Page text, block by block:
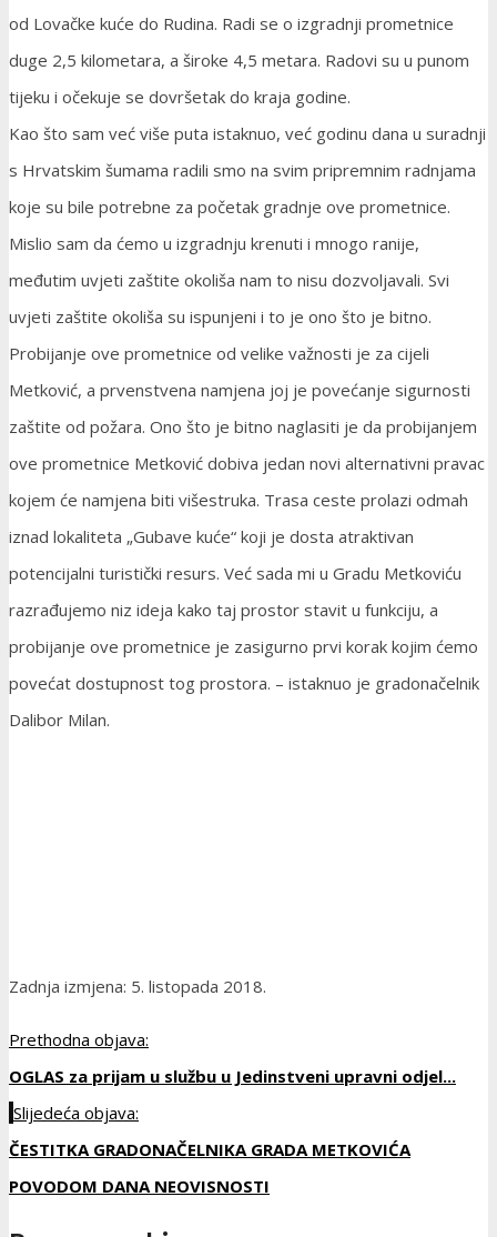
od Lovačke kuće do Rudina. Radi se o izgradnji prometnice
duge 2,5 kilometara, a široke 4,5 metara. Radovi su u punom
tijeku i očekuje se dovršetak do kraja godine.
Kao što sam već više puta istaknuo, već godinu dana u suradnji
s Hrvatskim šumama radili smo na svim pripremnim radnjama
koje su bile potrebne za početak gradnje ove prometnice.
Mislio sam da ćemo u izgradnju krenuti i mnogo ranije,
međutim uvjeti zaštite okoliša nam to nisu dozvoljavali. Svi
uvjeti zaštite okoliša su ispunjeni i to je ono što je bitno.
Probijanje ove prometnice od velike važnosti je za cijeli
Metković, a prvenstvena namjena joj je povećanje sigurnosti
zaštite od požara. Ono što je bitno naglasiti je da probijanjem
ove prometnice Metković dobiva jedan novi alternativni pravac
kojem će namjena biti višestruka. Trasa ceste prolazi odmah
iznad lokaliteta „Gubave kuće“ koji je dosta atraktivan
potencijalni turistički resurs. Već sada mi u Gradu Metkoviću
razrađujemo niz ideja kako taj prostor stavit u funkciju, a
probijanje ove prometnice je zasigurno prvi korak kojim ćemo
povećat dostupnost tog prostora. – istaknuo je gradonačelnik
Dalibor Milan.
Zadnja izmjena: 5. listopada 2018.
Prethodna objava:
OGLAS za prijam u službu u Jedinstveni upravni odjel...
Slijedeća objava:
ČESTITKA GRADONAČELNIKA GRADA METKOVIĆA
POVODOM DANA NEOVISNOSTI